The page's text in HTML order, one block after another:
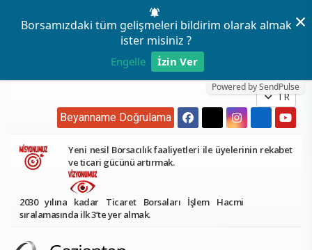
Borsamızdaki tüm gelişmeleri bildirim olarak almak
ister misiniz ?
Engelle İzin Ver
Powered by SendPulse
×
TR
Beyanname Doğrulama
Yeni nesil Borsacılık faaliyetleri ile üyelerinin rekabet
ve ticari gücünü artırmak.
2030 yılına kadar Ticaret Borsaları İşlem Hacmi
sıralamasında ilk 3’te yer almak.